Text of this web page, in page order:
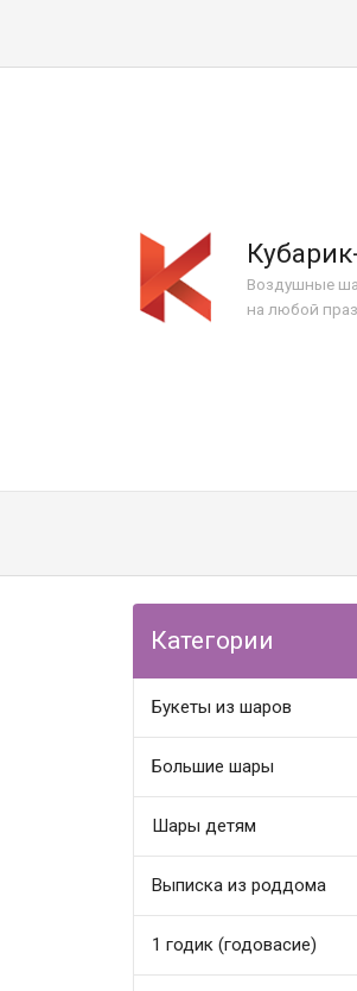
Воздушные
на любой
Категории
Букеты из шаров
Большие шары
Шары детям
Выписка из роддома
1 годик (годовасие)